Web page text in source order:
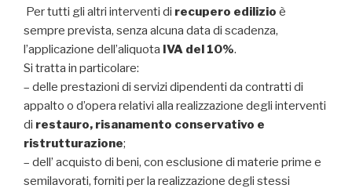
Per tutti gli altri interventi di recupero edilizio è
sempre prevista, senza alcuna data di scadenza,
l’applicazione dell’aliquota IVA del 10%.
Si tratta in particolare:
– delle prestazioni di servizi dipendenti da contratti di
appalto o d’opera relativi alla realizzazione degli interventi
di restauro, risanamento conservativo e
ristrutturazione;
– dell’ acquisto di beni, con esclusione di materie prime e
semilavorati, forniti per la realizzazione degli stessi